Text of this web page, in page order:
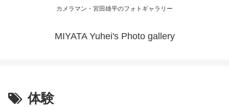
カメラマン・宮田雄平のフォトギャラリー
MIYATA Yuhei's Photo gallery
体験